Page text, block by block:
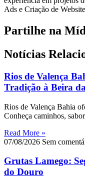
Ads e Criação de
Partilhe na
Notícias
Rios de Valença
Tradição à Beira
Rios de Valença Bahia
Conheça caminhos,
Read More »
07/08/2026 Sem
Grutas Lamego:
do Douro